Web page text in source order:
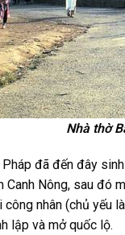
Nhà thờ
đã đến đây
Canh Nông, sau đó
nhân (chủ yếu
lập và mở quốc lộ.